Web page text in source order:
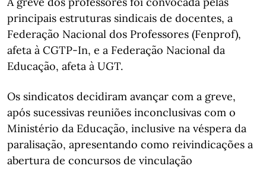
principais estruturas sindicais de docentes, a
Federação Nacional dos Professores (Fenprof),
afeta à CGTP-In, e a Federação Nacional da
Educação, afeta à UGT.
Os sindicatos decidiram avançar com a greve,
após sucessivas reuniões inconclusivas com o
Ministério da Educação, inclusive na véspera da
paralisação, apresentando como reivindicações a
abertura de concursos de vinculação